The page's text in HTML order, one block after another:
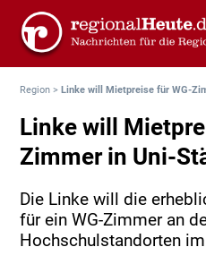
Region >Linke will Mietpreise für WG-
Linke will
Zimmer in Uni-
Die Linke will die
für ein WG-Zimmer an
Hochschulstandorten